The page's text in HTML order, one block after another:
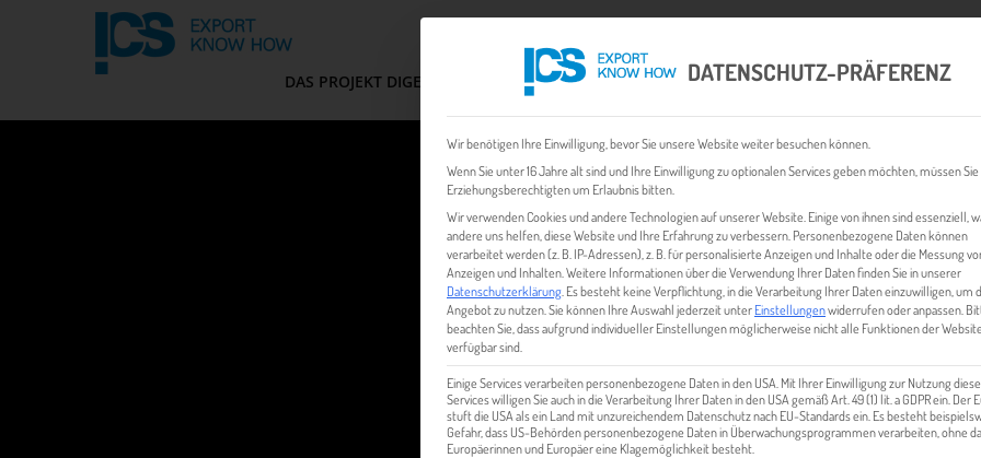
DAS PROJEKT DIGEM FIT CHECK EXPORT BUSINESS PLÄNE EVENTS & NEWS INHALT
EVENTS & NEWS
DATENSCHUTZ-PRÄFERENZ
Wir benötigen Ihre Einwilligung, bevor Sie unsere Website weiter besuchen können.
Wenn Sie unter 16 Jahre alt sind und Ihre Einwilligung zu optionalen Services geben möchten, müssen
Erziehungsberechtigten um Erlaubnis bitten.
Wir verwenden Cookies und andere Technologien auf unserer Website. Einige von ihnen sind essenziell,
andere uns helfen, diese Website und Ihre Erfahrung zu verbessern. Personenbezogene Daten können
verarbeitet werden (z. B. IP-Adressen), z. B. für personalisierte Anzeigen und Inhalte oder die Messung
Anzeigen und Inhalten. Weitere Informationen über die Verwendung Ihrer Daten finden Sie in unserer
Datenschutzerklärung Es besteht keine Verpflichtung, in die Verarbeitung Ihrer Daten einzuwilligen, um
Angebot zu nutzen. Sie können Ihre Auswahl jederzeit unterEinstellungenwiderrufen oder anpassen.
beachten Sie, dass aufgrund individueller Einstellungen möglicherweise nicht alle Funktionen der Website
verfügbar sind.
Einige Services verarbeiten personenbezogene Daten in den USA. Mit Ihrer Einwilligung zur Nutzung
Services willigen Sie auch in die Verarbeitung Ihrer Daten in den USA gemäß Art. 49 (1) lit. a GDPR ein. Der
stuft die USA als ein Land mit unzureichendem Datenschutz nach EU-Standards ein. Es besteht
Gefahr, dass US-Behörden personenbezogene Daten in Überwachungsprogrammen verarbeiten, ohne
Europäerinnen und Europäer eine Klagemöglichkeit besteht.